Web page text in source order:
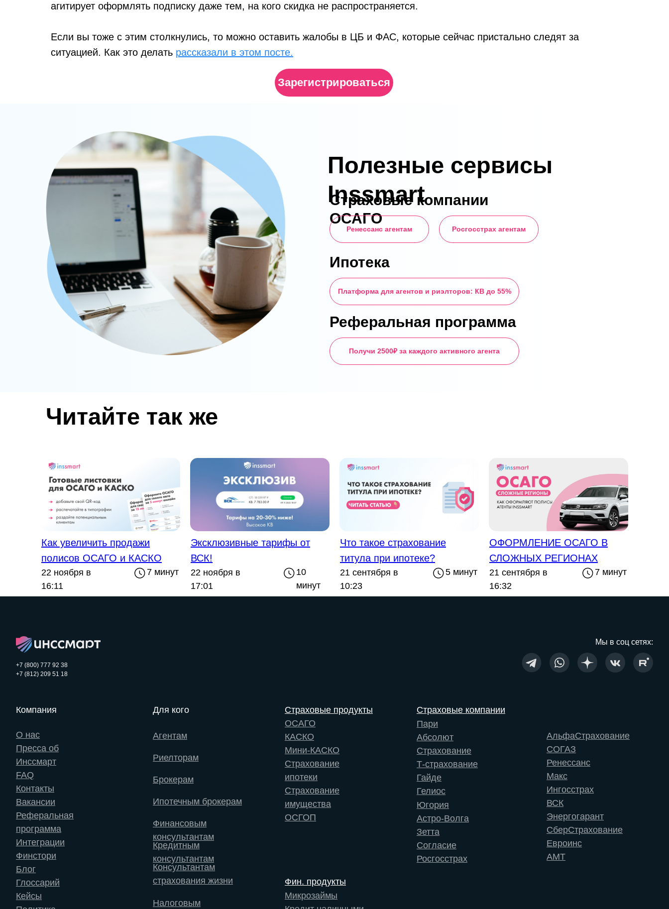
агитирует оформлять подписку даже тем, на кого скидка не распространяется.
Если вы тоже с этим столкнулись, то можно оставить жалобы в ЦБ и ФАС, которые сейчас пристально следят за
ситуацией. Как это делать рассказали в этом посте.
Сейчас важно вместе контролировать ситуацию, чтобы защищать свои права и права ваших клиентов!
Зарегистрироваться
Полезные сервисы
Inssmart
Страховые компании
ОСАГО
Ипотека
Ренессанс агентам Росгосстрах агентам
Платформа для агентов и риэлторов: КВ до 55%
Реферальная программа
Получи 2500₽ за каждого активного агента
Читайте так же
Как увеличить продажи
полисов ОСАГО и КАСКО
22 ноября в
16:11
7 минут
Что такое страхование
титула при ипотеке?
21 сентября в
10:23
5 минут
ОФОРМЛЕНИЕ ОСАГО В
СЛОЖНЫХ РЕГИОНАХ
21 сентября в
16:32
7 минут
Эксклюзивные тарифы от
ВСК!
22 ноября в
17:01
10
минут
+7 (800) 777 92 38
+7 (812) 209 51 18
Мы в соц сетях:
Для кого
Агентам
Риелторам
Брокерам
Ипотечным брокерам
Кредитным
консультантам
Консультантам
страхования жизни
Налоговым
Финансовым
консультантам
АльфаСтрахование
СОГАЗ
Ренессанс
Макс
Ингосстрах
ВСК
Энергогарант
СберСтрахование
Евроинс
АМТ
Страховые компании
Пари
Абсолют
Страхование
Т-страхование
Гайде
Гелиос
Югория
Астро-Волга
Зетта
Согласие
Росгосстрах
Фин. продукты
Микрозаймы
Страховые продукты
ОСАГО
КАСКО
Мини-КАСКО
Страхование
ипотеки
Страхование
имущества
ОСГОП
Компания
О нас
Пресса об
Инссмарт
FAQ
Контакты
Вакансии
Реферальная
программа
Интеграции
Финстори
Блог
Глоссарий
Кейсы